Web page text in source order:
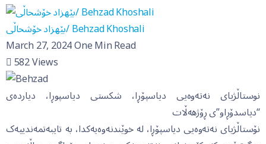
بێهزاد خۆشحاڵی/ Behzad Khoshali
March 27, 2024One Min Read
582Views
نوستاڵژیای نەتەوەیی دیاسپۆڕا، شکستی دیاسپوڕا، دیاردەی
“دیاسدۆڕاو”ی ڕۆژهەڵات
نۆستاڵژیای نەتەوەیی دیاسپۆڕا، لە خوێندنەوەیەکدا، بە تایبەتمەندییەک